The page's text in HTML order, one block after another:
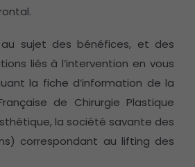
sujet des bénéfices, et des
liés à l’intervention en vous
la fiche d’information de la
de Chirurgie Plastique
la société savante des
correspondant au lifting des